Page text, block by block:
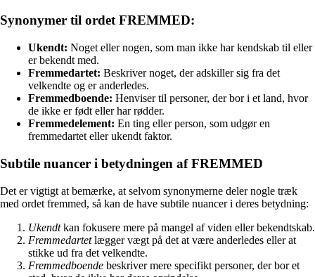
Synonymer til ordet FREMMED:
Ukendt: Noget eller nogen, som man ikke har kendskab til eller
er bekendt med.
Fremmedartet: Beskriver noget, der adskiller sig fra det
velkendte og er anderledes.
Fremmedboende: Henviser til personer, der bor i et land, hvor
de ikke er født eller har rødder.
Fremmedelement: En ting eller person, som udgør en
fremmedartet eller ukendt faktor.
Subtile nuancer i betydningen af FREMMED
Det er vigtigt at bemærke, at selvom synonymerne deler nogle træk
med ordet fremmed, så kan de have subtile nuancer i deres betydning:
Ukendtkan fokusere mere på mangel af viden eller bekendtskab.
Fremmedartetlægger vægt på det at være anderledes eller at
stikke ud fra det velkendte.
Fremmedboende beskriver mere specifikt personer, der bor et